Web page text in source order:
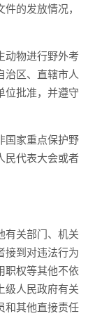
的发放情况，
动物进行野外考
治区、直辖市人
位批准，并遵守
国家重点保护野
民代表大会或者
关部门、机关
接到对违法行为
职权等其他不依
级人民政府有关
和其他直接责任